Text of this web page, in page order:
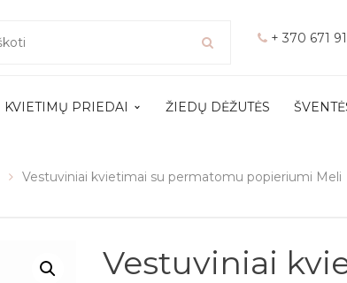
+ 370 671
KVIETIMŲ PRIEDAI ŽIEDŲ DĖŽUTĖS
Vestuviniai kvietimai su permatomu popieriumi Meli
Vestuviniai